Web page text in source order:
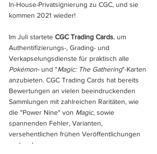
In-House-Privatsignierung zu CGC, und sie
kommen 2021 wieder!
Im Juli startete CGC Trading Cards, um
Authentifizierungs-, Grading- und
Verkapselungsdienste für praktisch alle
Pokémon- und "Magic: The Gathering"-Karten
anzubieten. CGC Trading Cards hat bereits
Bewertungen an vielen beeindruckenden
Sammlungen mit zahlreichen Raritäten, wie
die "Power Nine" von Magic, sowie
spannenden Fehler, Varianten,
versehentlichen frühen Veröffentlichungen
und mehr vorgenommen.